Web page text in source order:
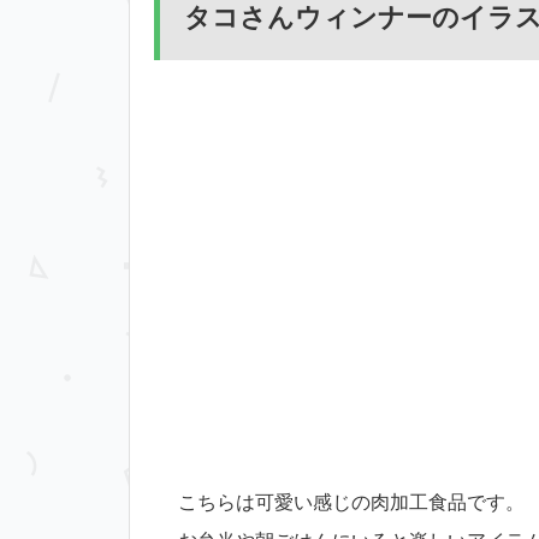
タコさんウィンナーのイラ
こちらは可愛い感じの肉加工食品です。